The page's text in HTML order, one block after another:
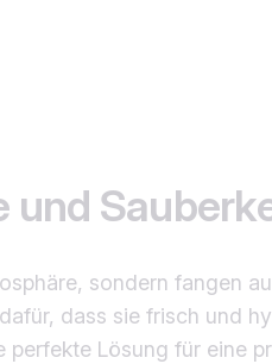
und
sondern fangen
dass sie frisch und
Lösung für eine